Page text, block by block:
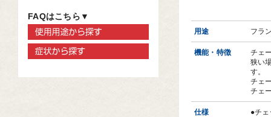
用途 フラ
機能・特徴
チェ
狭い
す。
チェ
チェ
仕様
●チ
FAQはこちら▼
使用用途から探す